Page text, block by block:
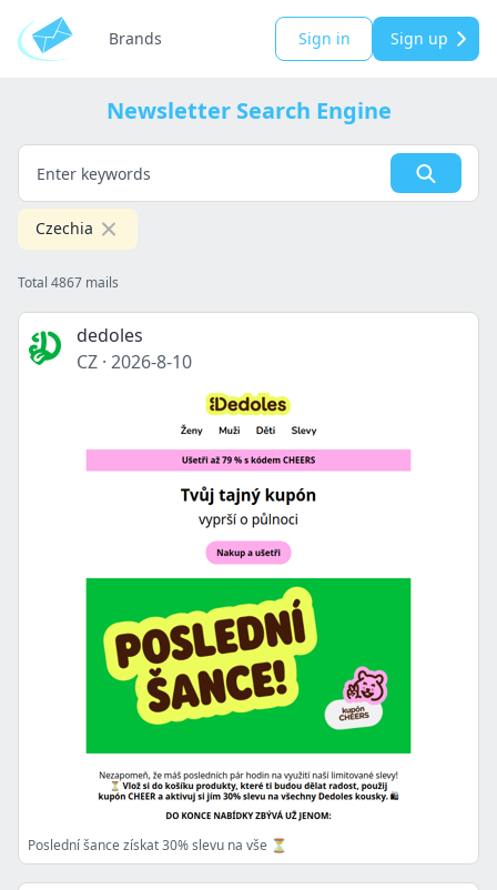
Brands Sign in Sign up
Newsletter Search Engine
Czechia
Total 4867 mails
dedoles
CZ · 2026-8-10
Poslední šance získat 30% slevu na vše ⏳